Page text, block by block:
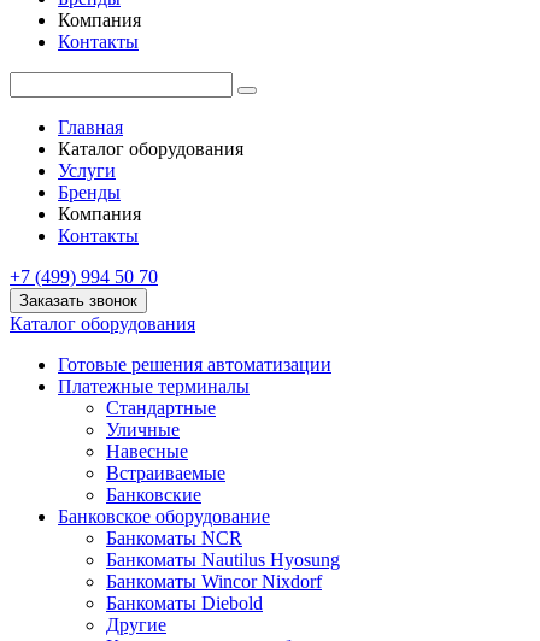
Компания
Контакты
Главная
Каталог оборудования
Услуги
Бренды
Компания
Контакты
+7 (499) 994 50 70
Заказать звонок
Каталог оборудования
Готовые решения автоматизации
Платежные терминалы
Стандартные
Уличные
Навесные
Встраиваемые
Банковские
Банковское оборудование
Банкоматы NCR
Банкоматы Nautilus Hyosung
Банкоматы Wincor Nixdorf
Банкоматы Diebold
Другие